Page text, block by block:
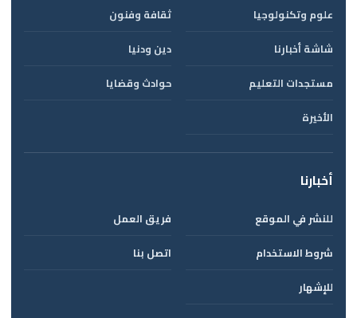
علوم وتكنولوجيا
ثقافة وفنون
شاشة أخبارنا
دين ودنيا
مستجدات التعليم
حوادث وقضايا
الأخيرة
أخبارنا
للنشر في الموقع
فريق العمل
شروط الاستخدام
اتصل بنا
للإشهار